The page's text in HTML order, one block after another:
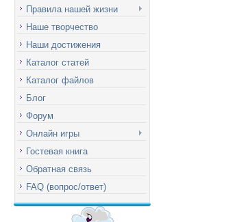
Правила нашей жизни
Наше творчество
Наши достижения
Каталог статей
Каталог файлов
Блог
Форум
Онлайн игры
Гостевая книга
Обратная связь
FAQ (вопрос/ответ)